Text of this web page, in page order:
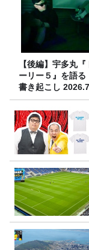
【後編】宇多丸
ーリー５』を語る
書き起こし